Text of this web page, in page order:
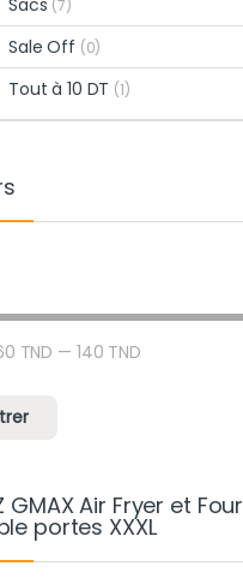
(7)
Sale Off (0)
Tout à 10 DT (1)
TND — 140 TND
GMAX Air Fryer et Four
portes XXXL